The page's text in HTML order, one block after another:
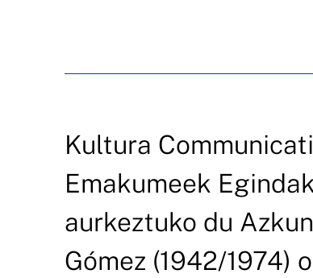
Kultura
Emakumeek
aurkeztuko du
Gómez (1942/1974)